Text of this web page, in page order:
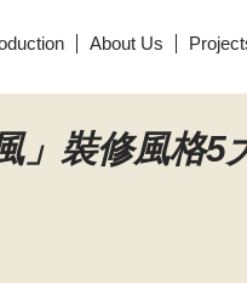
About Us
」裝修風格5